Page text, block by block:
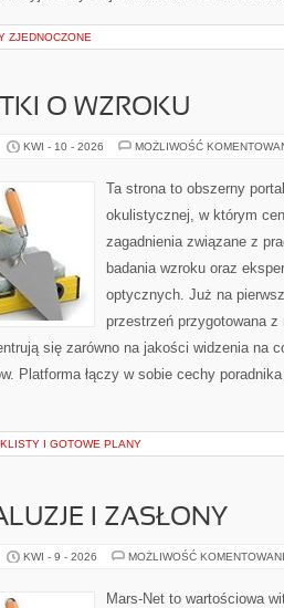
ZJEDNOCZONE
O WZROKU
KWI - 10 - 2026 MOŻLIWOŚĆ
Ta strona to obszerny
okulistycznej, w którym
zagadnienia związane z
badania wzroku oraz
optycznych. Już na
przestrzeń przygotowana
się zarówno na jakości widzenia na
Platforma łączy w sobie cechy
I GOTOWE PLANY
I ZASŁONY
KWI - 9 - 2026 MOŻLIWOŚĆ
Mars-Net to wartościowa